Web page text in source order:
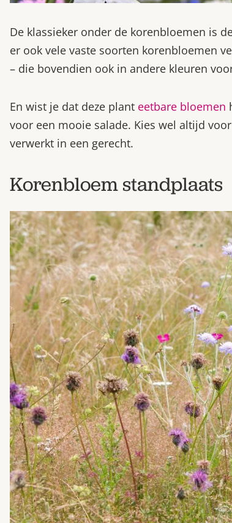
De klassieker onder de korenbloemen is
er ook vele vaste soorten korenbloemen
– die bovendien ook in andere kleuren
En wist je dat deze plant eetbare bloemen
voor een mooie salade. Kies wel altijd
verwerkt in een gerecht.
Korenbloem standplaats